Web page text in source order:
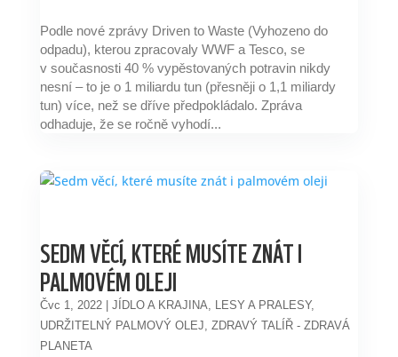
Podle nové zprávy Driven to Waste (Vyhozeno do
odpadu), kterou zpracovaly WWF a Tesco, se
v současnosti 40 % vypěstovaných potravin nikdy
nesní – to je o 1 miliardu tun (přesněji o 1,1 miliardy
tun) více, než se dříve předpokládalo. Zpráva
odhaduje, že se ročně vyhodí...
SEDM VĚCÍ, KTERÉ MUSÍTE ZNÁT I
PALMOVÉM OLEJI
Čvc 1, 2022| JÍDLO A KRAJINA, LESY A PRALESY,
UDRŽITELNÝ PALMOVÝ OLEJ, ZDRAVÝ TALÍŘ - ZDRAVÁ
PLANETA